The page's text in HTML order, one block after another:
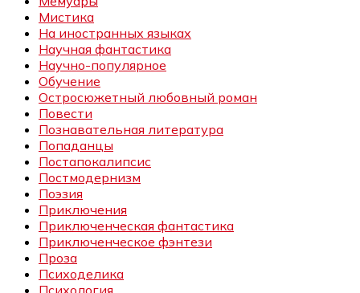
Мистика
На иностранных языках
Научная фантастика
Научно-популярное
Обучение
Остросюжетный любовный роман
Повести
Познавательная литература
Попаданцы
Постапокалипсис
Постмодернизм
Поэзия
Приключения
Приключенческая фантастика
Приключенческое фэнтези
Проза
Психоделика